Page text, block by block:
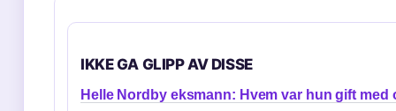
IKKE GA GLIPP AV DISSE
Helle Nordby eksmann: Hvem var hun gift med